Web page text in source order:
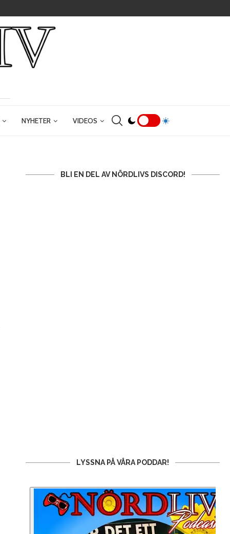
NYHETER VIDEOS
BLI EN DEL AV NÖRDLIVS DISCORD!
LYSSNA PÅ VÅRA PODDAR!